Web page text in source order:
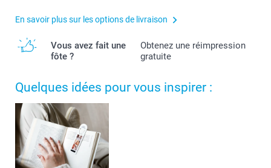
En savoir plus sur les options de livraison
Vous avez fait une
fôte ?
Obtenez une réimpression
gratuite
Quelques idées pour vous inspirer :